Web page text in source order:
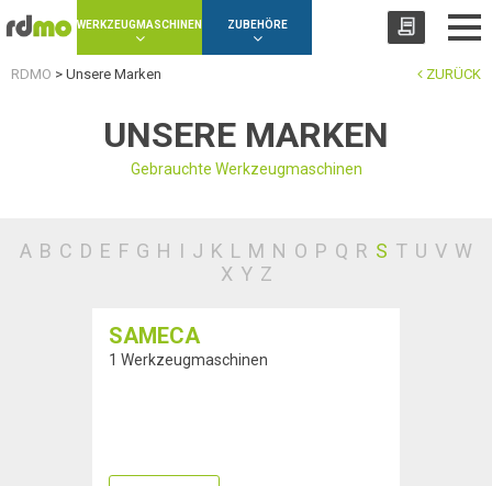
WERKZEUGMASCHINEN ZUBEHÖRE
ZURÜCK
RDMO > Unsere Marken
UNSERE MARKEN
Gebrauchte Werkzeugmaschinen
A B C D E F G H I J K L M N O P Q R S T U V W
X Y Z
SAMECA
1 Werkzeugmaschinen